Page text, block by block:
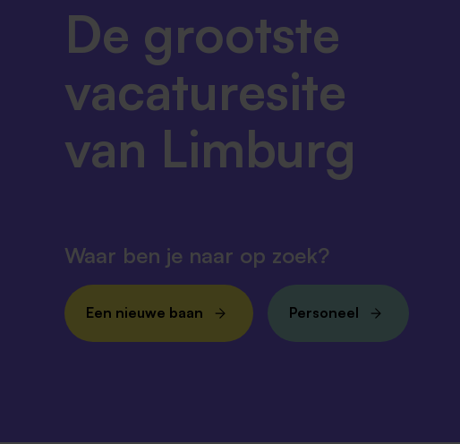
De grootste
vacaturesite
van Limburg
Waar ben je naar op zoek?
Een nieuwe baan Personeel